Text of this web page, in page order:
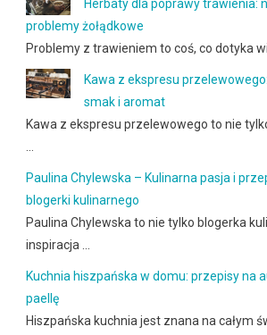
Herbaty dla poprawy trawienia:
problemy żołądkowe
Problemy z trawieniem to coś, co dotyka
Kawa z ekspresu
smak i aromat
Kawa z ekspresu przelewowego to nie
Paulina Chylewska – Kulinarna pasja i
blogerki kulinarnego
Paulina Chylewska to nie tylko blogerka
inspiracja …
Kuchnia hiszpańska w domu: przepisy na
paellę
Hiszpańska kuchnia jest znana na całym